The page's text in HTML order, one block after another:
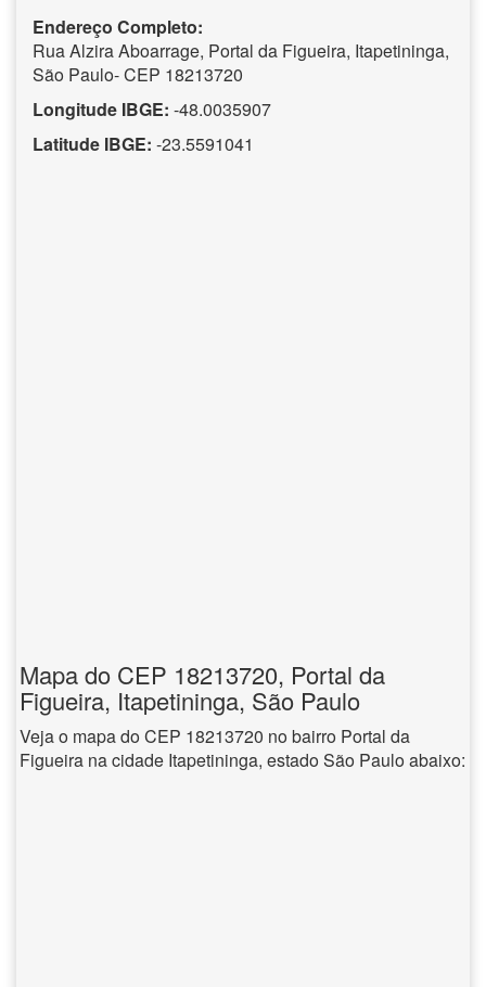
Endereço Completo:
Rua Alzira Aboarrage, Portal da Figueira, Itapetininga,
São Paulo- CEP 18213720
Longitude IBGE: -48.0035907
Latitude IBGE: -23.5591041
Mapa do CEP 18213720, Portal da
Figueira, Itapetininga, São Paulo
Veja o mapa do CEP 18213720 no bairro Portal da
Figueira na cidade Itapetininga, estado São Paulo abaixo: